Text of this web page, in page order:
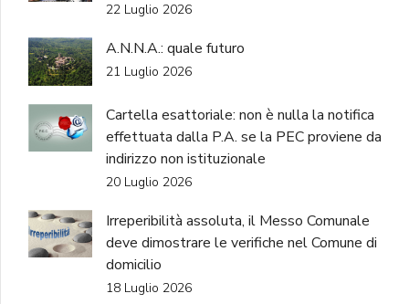
22 Luglio 2026
A.N.N.A.: quale futuro
21 Luglio 2026
Cartella esattoriale: non è nulla la notifica
effettuata dalla P.A. se la PEC proviene da
indirizzo non istituzionale
20 Luglio 2026
Irreperibilità assoluta, il Messo Comunale
deve dimostrare le verifiche nel Comune di
domicilio
18 Luglio 2026